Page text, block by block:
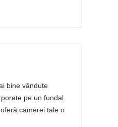
bine vândute
pe un fundal
camerei tale o